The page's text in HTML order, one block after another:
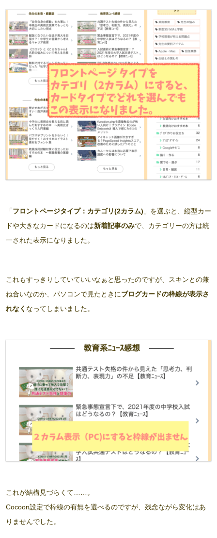
「フロントページタイプ：カテゴリ(2カラム) 」を選ぶと、縦型カー
ドや大きなカードになるのは新着記事のみで、カテゴリーの方は統
一された表示になりました。
これもすっきりしていていいなぁと思ったのですが、スキンとの兼
ね合いなのか、パソコンで見たときにブログカードの枠線が表示さ
れなく なってしまいました。
これが結構見づらくて……。
Cocoon設定で枠線の有無を選べるのですが、残念ながら変化はあ
りませんでした。